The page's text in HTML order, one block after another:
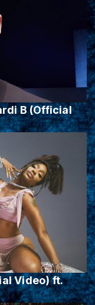
B (Official
Video) ft.